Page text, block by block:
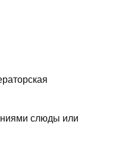
слюды или